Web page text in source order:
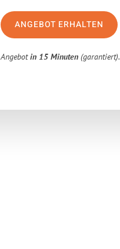
ANGEBOT ERHALTEN
Angebotin 15 Minuten (garantiert).